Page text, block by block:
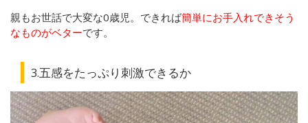
親もお世話で大変な0歳児。できれば簡単にお手入れできそう
なものがベターです。
3.五感をたっぷり刺激できるか